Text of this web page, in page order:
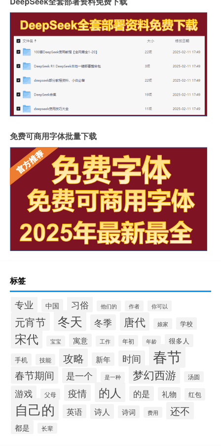
免费可商用字体批量下载
标签
专业 中国 习俗 他们的 作者 你可以
元宵节 冬天 冬季 唐代 娘家 学校
宋代 宝宝 寓意 工作 年初 年龄 很多人
手机 技能 攻略 新年 时间 春节
春节期间 是一个 是一种 梦幻西游 汤圆
游戏 父母 疫情 的人 的是 礼物 红包
自己的 英语 诗人 诗词 费用 还不
都是 长辈